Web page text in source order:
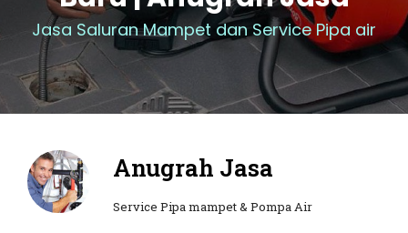
Jasa Saluran Mampet dan Service Pipa air
Anugrah Jasa
Service Pipa mampet & Pompa Air